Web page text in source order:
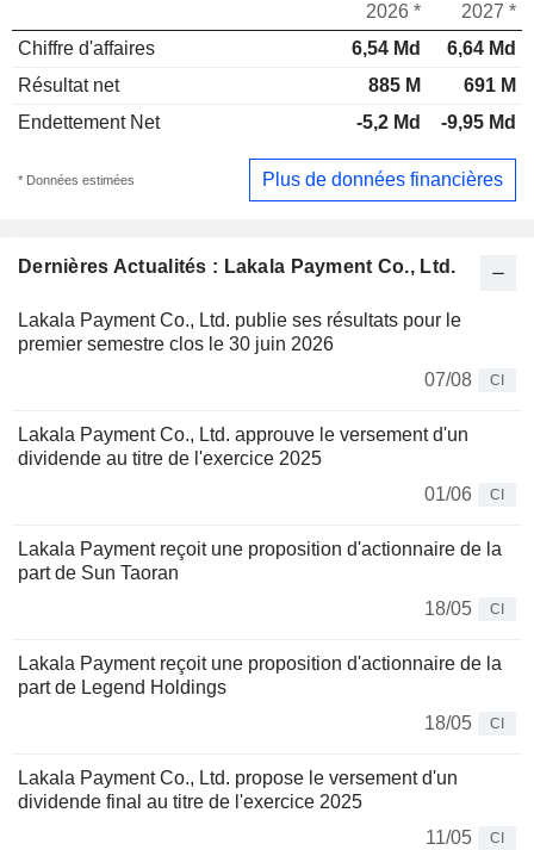
Dernières Actualités : Lakala Payment Co., Ltd.
Lakala Payment Co., Ltd. publie ses résultats pour le
premier semestre clos le 30 juin 2026
07/08
CI
Lakala Payment Co., Ltd. approuve le versement d'un
dividende au titre de l'exercice 2025
01/06
CI
Lakala Payment reçoit une proposition d'actionnaire de la
part de Sun Taoran
18/05
CI
Lakala Payment reçoit une proposition d'actionnaire de la
part de Legend Holdings
18/05
CI
Lakala Payment Co., Ltd. propose le versement d'un
dividende final au titre de l'exercice 2025
11/05
CI
2026 *
2027 *
Chiffre d'affaires
6,54 Md
6,64 Md
Résultat net
885 M
691 M
Endettement Net
-5,2 Md -9,95 Md
* Données estimées Plus de données financières